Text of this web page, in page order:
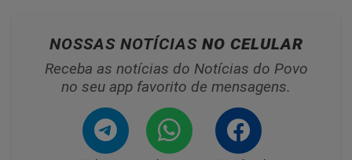
NOSSAS NOTÍCIAS NO CELULAR
Receba as notícias do Notícias do Povo
no seu app favorito de mensagens.